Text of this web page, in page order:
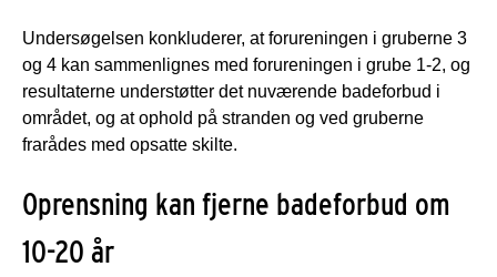
Undersøgelsen konkluderer, at forureningen i gruberne 3
og 4 kan sammenlignes med forureningen i grube 1-2, og
resultaterne understøtter det nuværende badeforbud i
området, og at ophold på stranden og ved gruberne
frarådes med opsatte skilte.
Oprensning kan fjerne badeforbud om
10-20 år